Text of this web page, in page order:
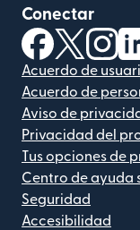
Conectar
(se abre en
(se (se
Acuerdo de
Acuerdo de
Aviso de
Privacidad del
Tus opciones de
Centro de ayuda
Seguridad
Accesibilidad